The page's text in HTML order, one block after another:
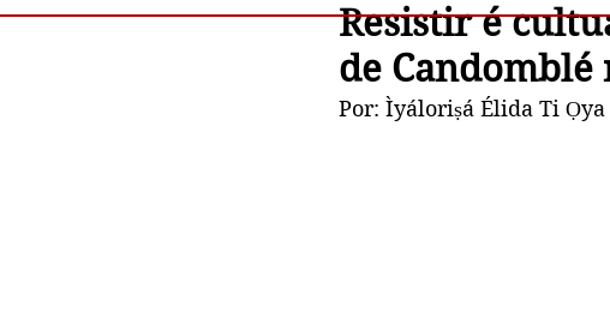
Resistir é
de Candomblé
Por: Ìyáloriṣá Élida Ti Ọya